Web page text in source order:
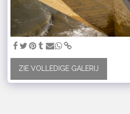
ZIE VOLLEDIGE GALERIJ